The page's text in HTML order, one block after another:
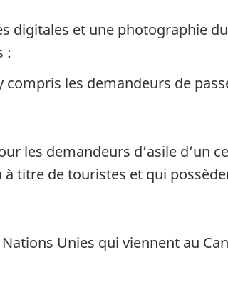
digitales et une photographie
:
les demandeurs de
les demandeurs d’asile d’un
à titre de touristes et qui
Unies qui viennent au